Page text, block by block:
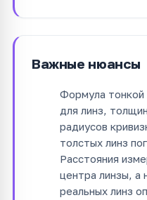
Важные нюансы
Формула тонкой
для линз,
радиусов
толстых линз
Расстояния
центра линзы, а
реальных линз